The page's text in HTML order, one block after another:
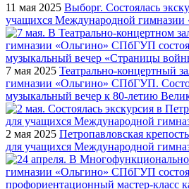
11 мая 2025 Выборг. Состоялась
учащихся Международной
7 мая 2025 Театрально-концертный
гимназии «Ольгино» СПбГУП.
музыкальный вечер к 80-летию
2 мая 2025 Петропавловская
для учащихся Международной